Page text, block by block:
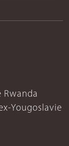
Rwanda
Yougoslavie